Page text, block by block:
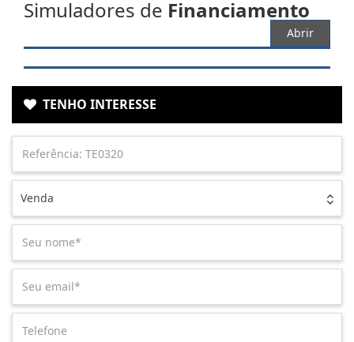
Simuladores de Financiamento
Abrir
TENHO INTERESSE
Venda